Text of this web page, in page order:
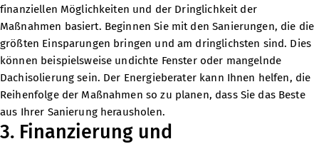
finanziellen Möglichkeiten und der Dringlichkeit der
Maßnahmen basiert. Beginnen Sie mit den Sanierungen, die die
größten Einsparungen bringen und am dringlichsten sind. Dies
können beispielsweise undichte Fenster oder mangelnde
Dachisolierung sein. Der Energieberater kann Ihnen helfen, die
Reihenfolge der Maßnahmen so zu planen, dass Sie das Beste
aus Ihrer Sanierung herausholen.
3. Finanzierung und